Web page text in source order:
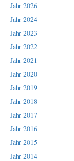
Jahr 2026
Jahr 2024
Jahr 2023
Jahr 2022
Jahr 2021
Jahr 2020
Jahr 2019
Jahr 2018
Jahr 2017
Jahr 2016
Jahr 2015
Jahr 2014